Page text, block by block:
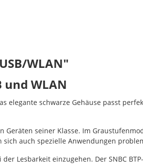
WLAN"
und WLAN
elegante schwarze Gehäuse passt
Geräten seiner Klasse. Im
auch spezielle Anwendungen
Lesbarkeit einzugehen. Der SNBC